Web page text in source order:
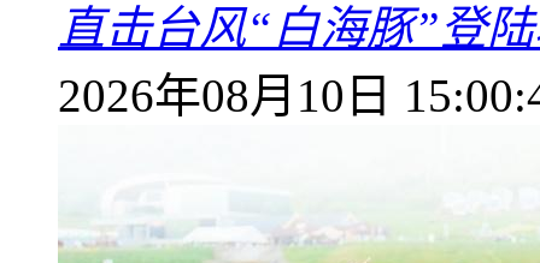
直击台风“白海豚”登
2026年08月10日